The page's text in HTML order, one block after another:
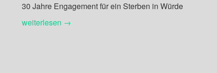
30 Jahre Engagement für ein Sterben in Würde
weiterlesen →